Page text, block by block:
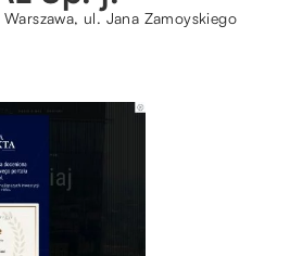
ul. Jana Zamoyskiego